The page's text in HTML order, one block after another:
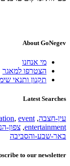
About GoNegev
מי אנחנו
הצטרפו למאגר
תקנון ותנאי
Latest Searches
עין-חצבה,
, event
entertainment
, צפון-
באר-שבע-והסביבה
to our newsletter